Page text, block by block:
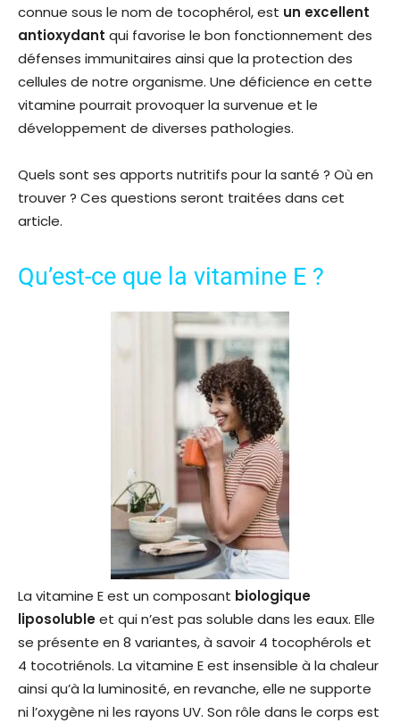
connue sous le nom de tocophérol, est un excellent
antioxydant qui favorise le bon fonctionnement des
défenses immunitaires ainsi que la protection des
cellules de notre organisme. Une déficience en cette
vitamine pourrait provoquer la survenue et le
développement de diverses pathologies.
Quels sont ses apports nutritifs pour la santé ? Où en
trouver ? Ces questions seront traitées dans cet
article.
Qu’est-ce que la vitamine E ?
La vitamine E est un composant biologique
liposolubleet qui n’est pas soluble dans les eaux. Elle
se présente en 8 variantes, à savoir 4 tocophérols et
4 tocotriénols. La vitamine E est insensible à la chaleur
ainsi qu’à la luminosité, en revanche, elle ne supporte
ni l’oxygène ni les rayons UV. Son rôle dans le corps est